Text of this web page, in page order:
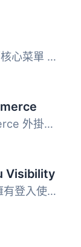
一些 WordPress 安裝使用著核心菜單 (Menus) 驅動的複雜導航...
Menu Cart for WooCommerce 外掛可在導航欄中安裝購物車按鈕...
Visibility
User Menus 是一個適用於擁有登入使用者的網站的完美插件。 ...